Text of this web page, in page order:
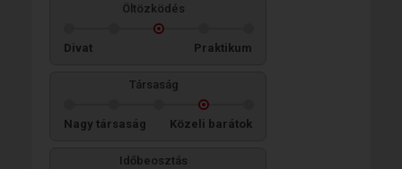
Öltözködés
Divat Praktikum
Társaság
Nagy társaság Közeli barátok
Időbeosztás